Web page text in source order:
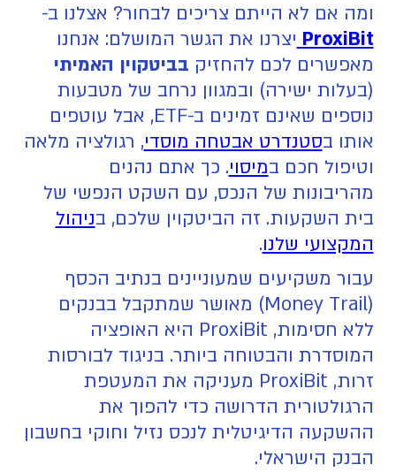
ומה אם לא הייתם צריכים לבחור? אצלנו ב-
ProxiBit יצרנו את הגשר המושלם: אנחנו
מאפשרים לכם להחזיק בביטקוין האמיתי
(בעלות ישירה) ובמגוון נרחב של מטבעות
נוספים שאינם זמינים ב-ETF, אבל עוטפים
אותו בסטנדרט אבטחה מוסדי, רגולציה מלאה
וטיפול חכם במיסוי. כך אתם נהנים
מהריבונות של הנכס, עם השקט הנפשי של
בית השקעות. זה הביטקוין שלכם, בניהול
המקצועי שלנו.
‍עבור משקיעים שמעוניינים בנתיב הכסף
(Money Trail) מאושר שמתקבל בבנקים
ללא חסימות, ProxiBit היא האופציה
המוסדרת והבטוחה ביותר. בניגוד לבורסות
זרות, ProxiBit מעניקה את המעטפת
הרגולטורית הדרושה כדי להפוך את
ההשקעה הדיגיטלית לנכס נזיל וחוקי בחשבון
הבנק הישראלי.